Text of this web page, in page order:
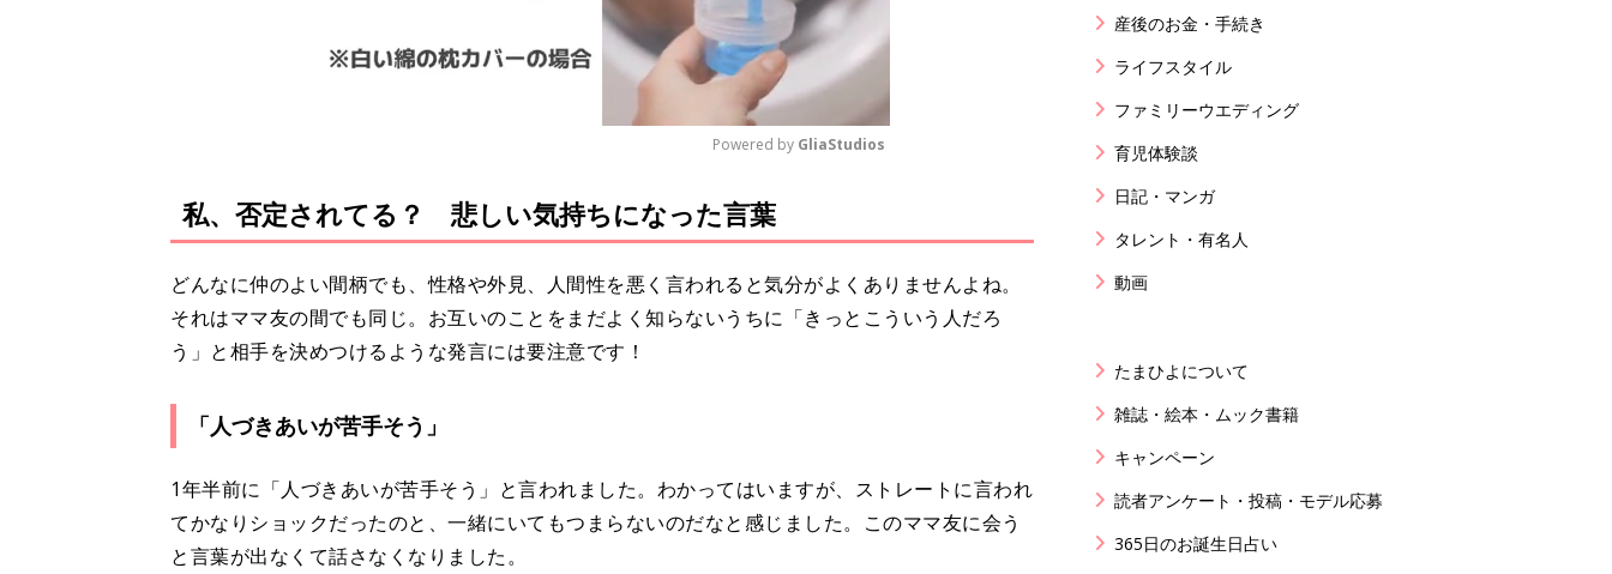
u
t
e
Powered by GliaStudios
私、否定されてる？ 悲しい気持ちになった言葉
どんなに仲のよい間柄でも、性格や外見、人間性を悪く言われると気分がよくありませんよね。
それはママ友の間でも同じ。お互いのことをまだよく知らないうちに「きっとこういう人だろ
う」と相手を決めつけるような発言には要注意です！
「人づきあいが苦手そう」
1年半前に「人づきあいが苦手そう」と言われました。わかってはいますが、ストレートに言われ
てかなりショックだったのと、一緒にいてもつまらないのだなと感じました。このママ友に会う
と言葉が出なくて話さなくなりました。
産後のお金・手続き
ライフスタイル
ファミリーウエディング
育児体験談
日記・マンガ
タレント・有名人
動画
たまひよについて
雑誌・絵本・ムック書籍
キャンペーン
読者アンケート・投稿・モデル応募
365日のお誕生日占い